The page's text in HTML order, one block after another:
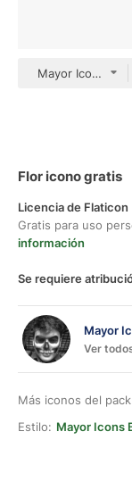
Mayor Icons
Flor icono gratis
Licencia de Flaticon
Gratis para uso
información
Se requiere
Mayor
Ver
Más iconos del pack
Estilo: Mayor Icons